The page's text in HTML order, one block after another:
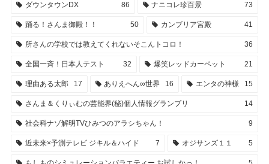
ダウンタウンDX 86 ナニコレ珍百景 73
踊る！さんま御殿！！ 50 カンブリア宮殿 41
所さんの学校では教えてくれないそこんトコロ！ 36
全国一斉！日本人テスト 32 爆笑レッドカーペット 21
理由ある太郎 17 ありえへん∞世界 16 エンタの神様 15
さんま＆くりぃむの芸能界(秘)個人情報グランプリ 14
社会科ナゾ解明TVひみつのアラシちゃん！ 9
近未来×予測テレビ ジキル＆ハイド 7 オジサンズ１１ 5